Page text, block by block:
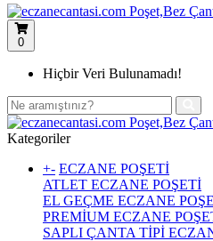
0
Hiçbir Veri Bulunamadı!
Kategoriler
+- ECZANE POŞETİ
ATLET ECZANE POŞETİ
EL GEÇME ECZANE
PREMİUM ECZANE
SAPLI ÇANTA TİPİ